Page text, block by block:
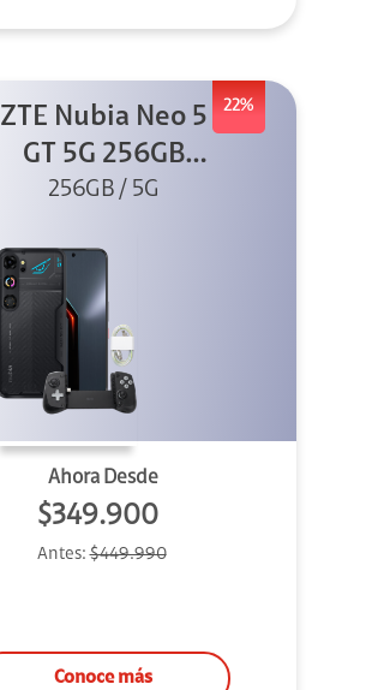
22%
ZTE Nubia Neo 5
GT 5G 256GB
Negro + GPAD +
256GB / 5G
Ahora Desde
$349.900
Antes:$449.990
Conoce más